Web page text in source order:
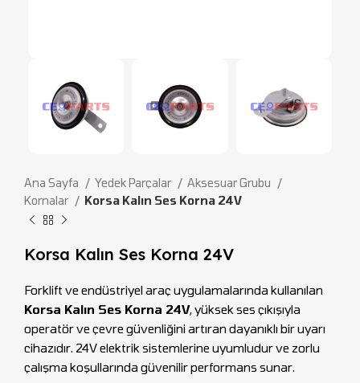
Ana Sayfa Yedek Parçalar
Aksesuar Grubu
Kornalar
Korsa Kalın Ses Korna 24V
Korsa Kalın Ses Korna 24V
Forklift ve endüstriyel araç uygulamalarında kullanılan
Korsa Kalın Ses Korna 24V, yüksek ses çıkışıyla
operatör ve çevre güvenliğini artıran dayanıklı bir uyarı
cihazıdır. 24V elektrik sistemlerine uyumludur ve zorlu
çalışma koşullarında güvenilir performans sunar.